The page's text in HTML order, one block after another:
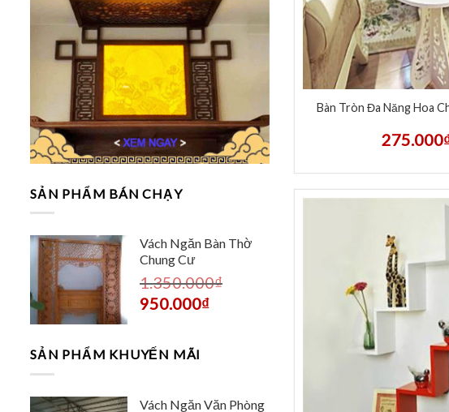
SẢN PHẨM BÁN CHẠY
Vách Ngăn Bàn Thờ
Chung Cư
1.350.000₫
950.000₫
SẢN PHẨM KHUYẾN MÃI
Vách Ngăn Văn Phòng
Bàn Tròn Đa Năng Hoa
275.000